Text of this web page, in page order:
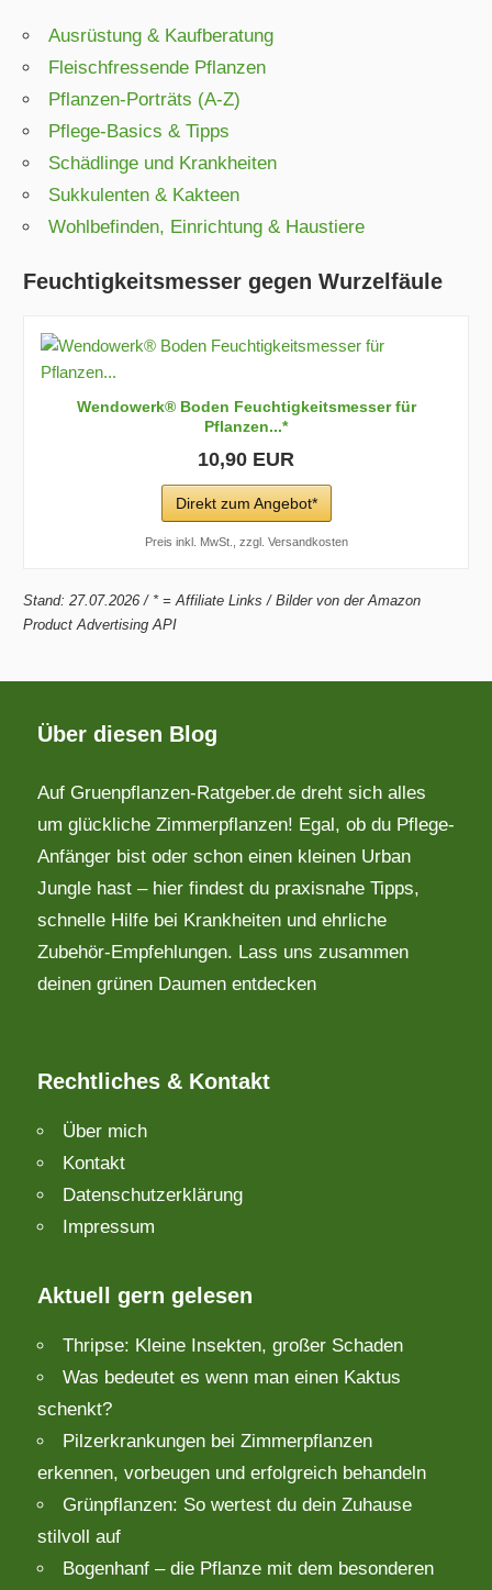
Ausrüstung & Kaufberatung
Fleischfressende Pflanzen
Pflanzen-Porträts (A-Z)
Pflege-Basics & Tipps
Schädlinge und Krankheiten
Sukkulenten & Kakteen
Wohlbefinden, Einrichtung & Haustiere
Feuchtigkeitsmesser gegen Wurzelfäule
Wendowerk® Boden Feuchtigkeitsmesser für
Pflanzen...*
10,90 EUR
Direkt zum Angebot*
Preis inkl. MwSt., zzgl. Versandkosten
Stand: 27.07.2026 / * = Affiliate Links / Bilder von der Amazon
Product Advertising API
Über diesen Blog
Auf Gruenpflanzen-Ratgeber.de dreht sich alles
um glückliche Zimmerpflanzen! Egal, ob du Pflege-
Anfänger bist oder schon einen kleinen Urban
Jungle hast – hier findest du praxisnahe Tipps,
schnelle Hilfe bei Krankheiten und ehrliche
Zubehör-Empfehlungen. Lass uns zusammen
deinen grünen Daumen entdecken
Rechtliches & Kontakt
Über mich
Kontakt
Datenschutzerklärung
Impressum
Aktuell gern gelesen
Thripse: Kleine Insekten, großer Schaden
Was bedeutet es wenn man einen Kaktus
schenkt?
Pilzerkrankungen bei Zimmerpflanzen
erkennen, vorbeugen und erfolgreich behandeln
Grünpflanzen: So wertest du dein Zuhause
stilvoll auf
Bogenhanf – die Pflanze mit dem besonderen